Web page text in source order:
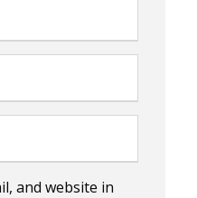
and website in